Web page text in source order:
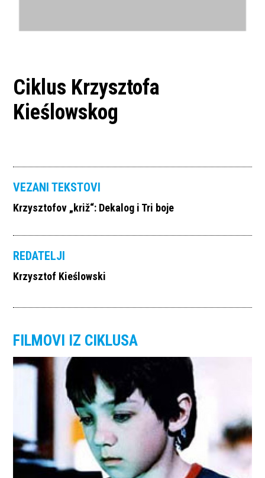
Ciklus Krzysztofa
Kieślowskog
VEZANI TEKSTOVI
Krzysztofov „križ“: Dekalog i Tri boje
REDATELJI
Krzysztof Kieślowski
FILMOVI IZ CIKLUSA